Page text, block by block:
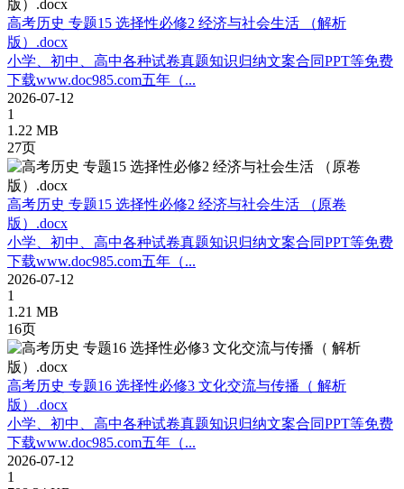
高考历史 专题15 选择性必修2 经济与社会生活 （解析
版）.docx
小学、初中、高中各种试卷真题知识归纳文案合同PPT等免费
下载www.doc985.com五年（...
2026-07-12
1
1.22 MB
27页
高考历史 专题15 选择性必修2 经济与社会生活 （原卷
版）.docx
小学、初中、高中各种试卷真题知识归纳文案合同PPT等免费
下载www.doc985.com五年（...
2026-07-12
1
1.21 MB
16页
高考历史 专题16 选择性必修3 文化交流与传播（ 解析
版）.docx
小学、初中、高中各种试卷真题知识归纳文案合同PPT等免费
下载www.doc985.com五年（...
2026-07-12
1